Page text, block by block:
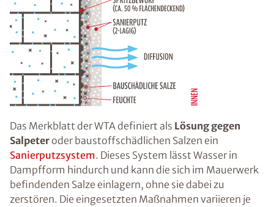
Das Merkblatt der WTA definiert als Lösung gegen
Salpeteroder baustoffschädlichen Salzen ein
Sanierputzsystem. Dieses System lässt Wasser in
Dampfform hindurch und kann die sich im Mauerwerk
befindenden Salze einlagern, ohne sie dabei zu
zerstören. Die eingesetzten Maßnahmen variieren je